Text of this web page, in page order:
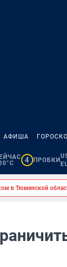
АФИША
4 ПРОБКИ
в Тюменской